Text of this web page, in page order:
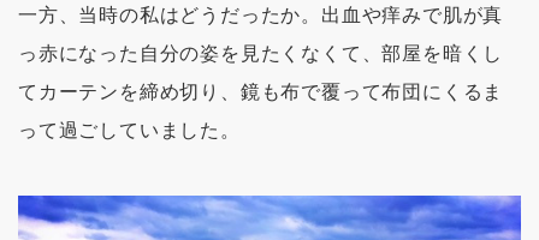
一方、当時の私はどうだったか。出血や痒みで肌が真
っ赤になった自分の姿を見たくなくて、部屋を暗くし
てカーテンを締め切り、鏡も布で覆って布団にくるま
って過ごしていました。